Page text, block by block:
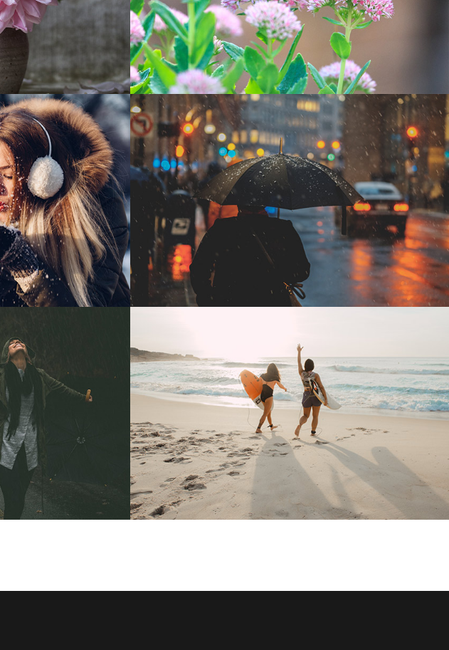
Sapien
Tempus aliquam
Sapien
Tempus aliquam
Tempus aliquam